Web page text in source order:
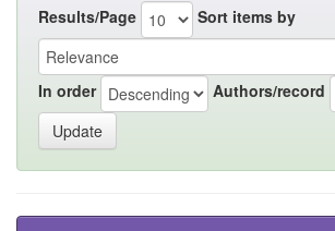
Results/Page Sort items by
In order Authors/record